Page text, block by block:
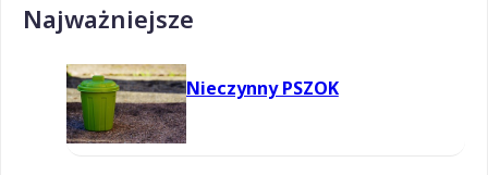
Najważniejsze
Nieczynny PSZOK